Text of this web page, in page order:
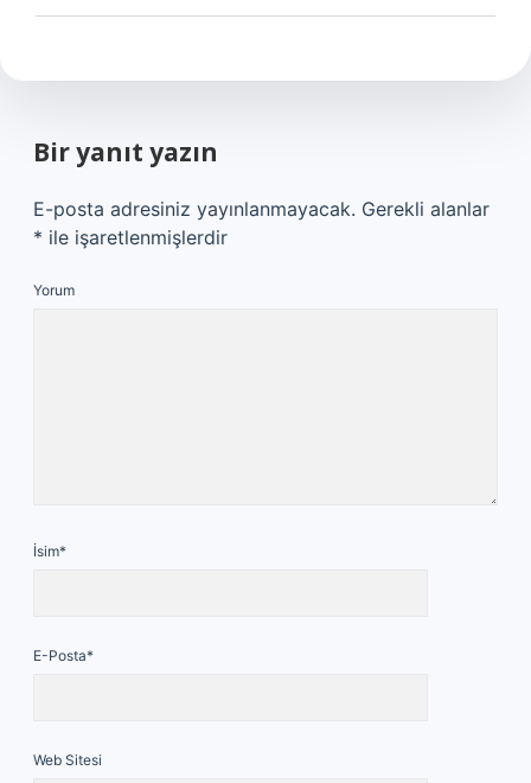
Bir yanıt yazın
E-posta adresiniz yayınlanmayacak. Gerekli alanlar
* ile işaretlenmişlerdir
Yorum
İsim*
E-Posta*
Web Sitesi